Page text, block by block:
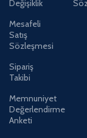
Değişiklik
Mesafeli
Satış
Sözleşmesi
Sipariş
Takibi
Memnuniyet
Değerlendirme
Anketi